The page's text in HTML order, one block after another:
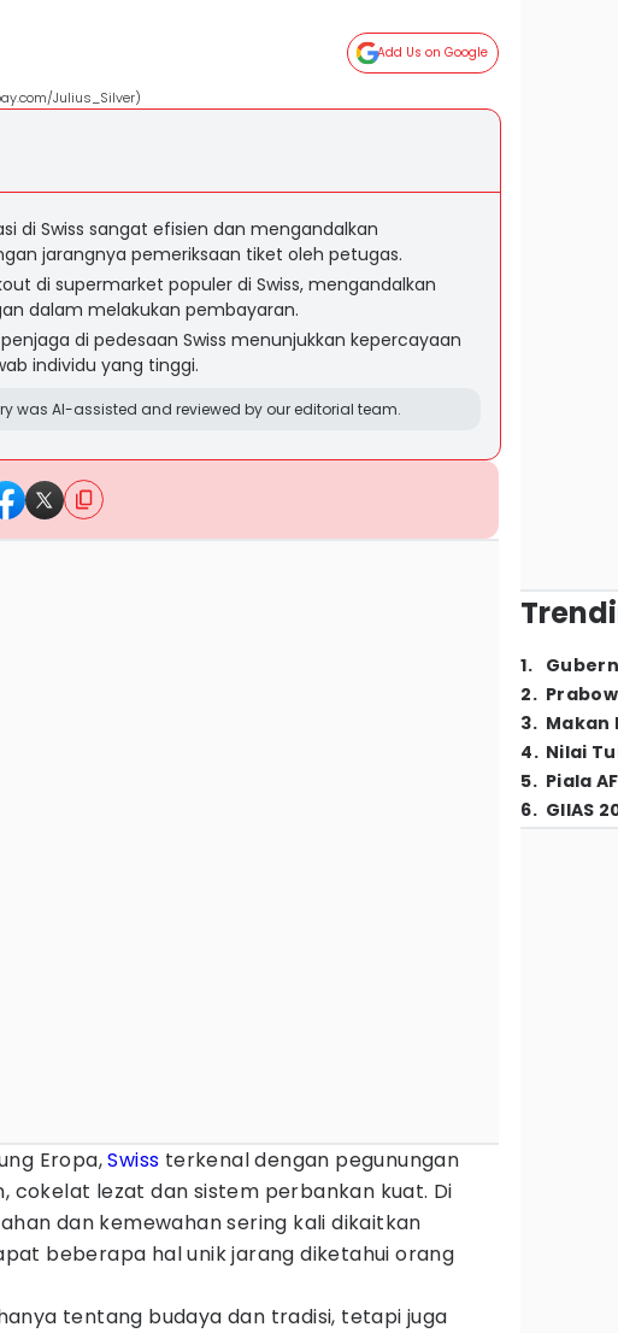
Add Us on Google
Julius_Silver)
di Swiss sangat efisien dan mengandalkan
jarangnya pemeriksaan tiket oleh petugas.
di supermarket populer di Swiss, mengandalkan
dalam melakukan pembayaran.
di pedesaan Swiss menunjukkan kepercayaan
individu yang tinggi.
was AI-assisted and reviewed by our editorial team.
Eropa,Swiss terkenal dengan pegunungan
cokelat lezat dan sistem perbankan kuat. Di
dan kemewahan sering kali dikaitkan
beberapa hal unik jarang diketahui orang
tentang budaya dan tradisi, tetapi juga
1.
2.
3. Makan
4. Nilai
5. Piala
6. GIIAS